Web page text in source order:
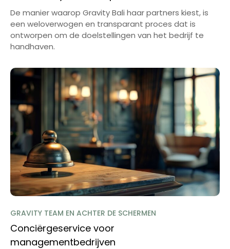
De manier waarop Gravity Bali haar partners kiest, is
een weloverwogen en transparant proces dat is
ontworpen om de doelstellingen van het bedrijf te
handhaven.
GRAVITY TEAM EN ACHTER DE SCHERMEN
Conciërgeservice voor
managementbedrijven